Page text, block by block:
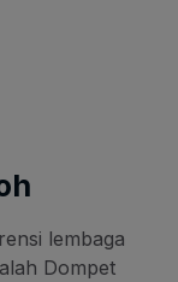
lembaga
Dompet